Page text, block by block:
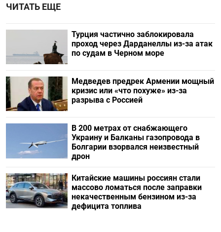
ЧИТАТЬ ЕЩЕ
Турция частично заблокировала
проход через Дарданеллы из-за атак
по судам в Черном море
Медведев предрек Армении мощный
кризис или «что похуже» из-за
разрыва с Россией
В 200 метрах от снабжающего
Украину и Балканы газопровода в
Болгарии взорвался неизвестный
дрон
Китайские машины россиян стали
массово ломаться после заправки
некачественным бензином из-за
дефицита топлива